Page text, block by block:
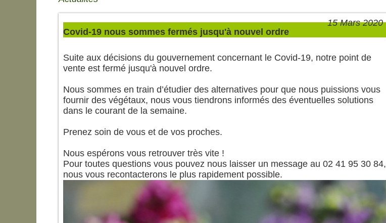
15 Mars 2020
Covid-19 nous sommes fermés jusqu'à nouvel ordre
Suite aux décisions du gouvernement concernant le Covid-19, notre point de
vente est fermé jusqu'à nouvel ordre.
Nous sommes en train d’étudier des alternatives pour que nous puissions vous
fournir des végétaux, nous vous tiendrons informés des éventuelles solutions
dans le courant de la semaine.
Prenez soin de vous et de vos proches.
Nous espérons vous retrouver très vite !
Pour toutes questions vous pouvez nous laisser un message au 02 41 95 30 84,
nous vous recontacterons le plus rapidement possible.